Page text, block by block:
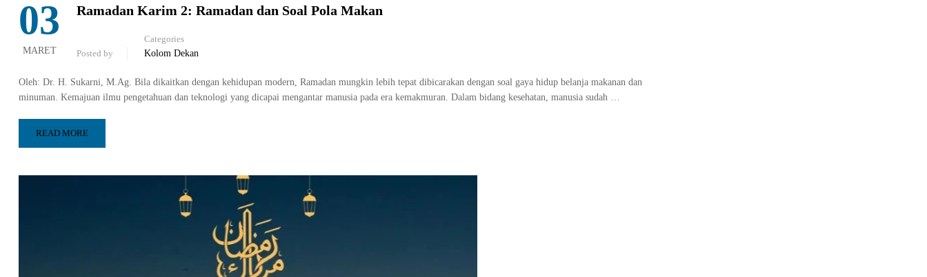
03
MARET
Ramadan Karim 2: Ramadan dan Soal Pola Makan
Posted by
Categories
Kolom Dekan
Oleh: Dr. H. Sukarni, M.Ag. Bila dikaitkan dengan kehidupan modern, Ramadan mungkin lebih tepat dibicarakan dengan soal gaya hidup belanja makanan dan
minuman. Kemajuan ilmu pengetahuan dan teknologi yang dicapai mengantar manusia pada era kemakmuran. Dalam bidang kesehatan, manusia sudah …
READ MORE